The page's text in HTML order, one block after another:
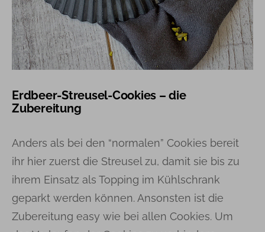
Erdbeer-Streusel-Cookies – die
Zubereitung
Anders als bei den “normalen” Cookies bereit
ihr hier zuerst die Streusel zu, damit sie bis zu
ihrem Einsatz als Topping im Kühlschrank
geparkt werden können. Ansonsten ist die
Zubereitung easy wie bei allen Cookies. Um